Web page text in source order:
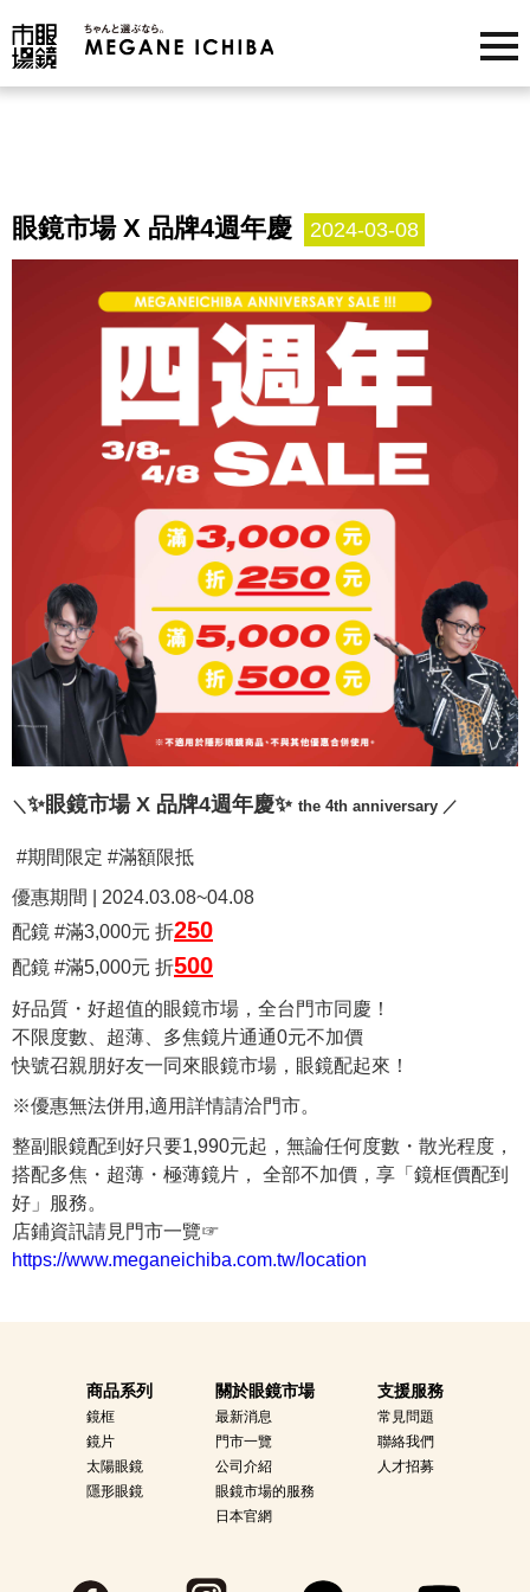
眼鏡市場 X 品牌4週年慶 2024-03-08
＼✨眼鏡市場 X 品牌4週年慶✨ the 4th anniversary ／
#期間限定 #滿額限抵
優惠期間 | 2024.03.08~04.08
配鏡 #滿3,000元 折250
配鏡 #滿5,000元 折500
好品質・好超值的眼鏡市場，全台門市同慶！
不限度數、超薄、多焦鏡片通通0元不加價
快號召親朋好友一同來眼鏡市場，眼鏡配起來！
※優惠無法併用,適用詳情請洽門市。
整副眼鏡配到好只要1,990元起，無論任何度數・散光程度，
搭配多焦・超薄・極薄鏡片， 全部不加價，享「鏡框價配到
好」服務。
店鋪資訊請見門市一覽☞
https://www.meganeichiba.com.tw/location
商品系列
鏡框
鏡片
太陽眼鏡
隱形眼鏡
關於眼鏡市場
最新消息
門市一覽
公司介紹
眼鏡市場的服務
日本官網
支援服務
常見問題
聯絡我們
人才招募